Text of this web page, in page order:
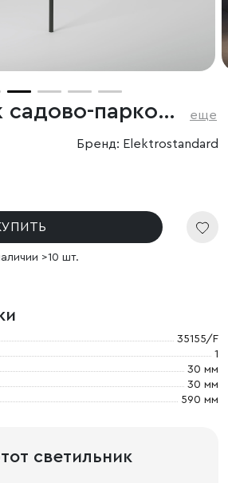
Светильник садово-парковый Invi 3W 4000K черный еще
Бренд: Elektrostandard
>10 шт.
35155/F
1
30 мм
30 мм
590 мм
светильник